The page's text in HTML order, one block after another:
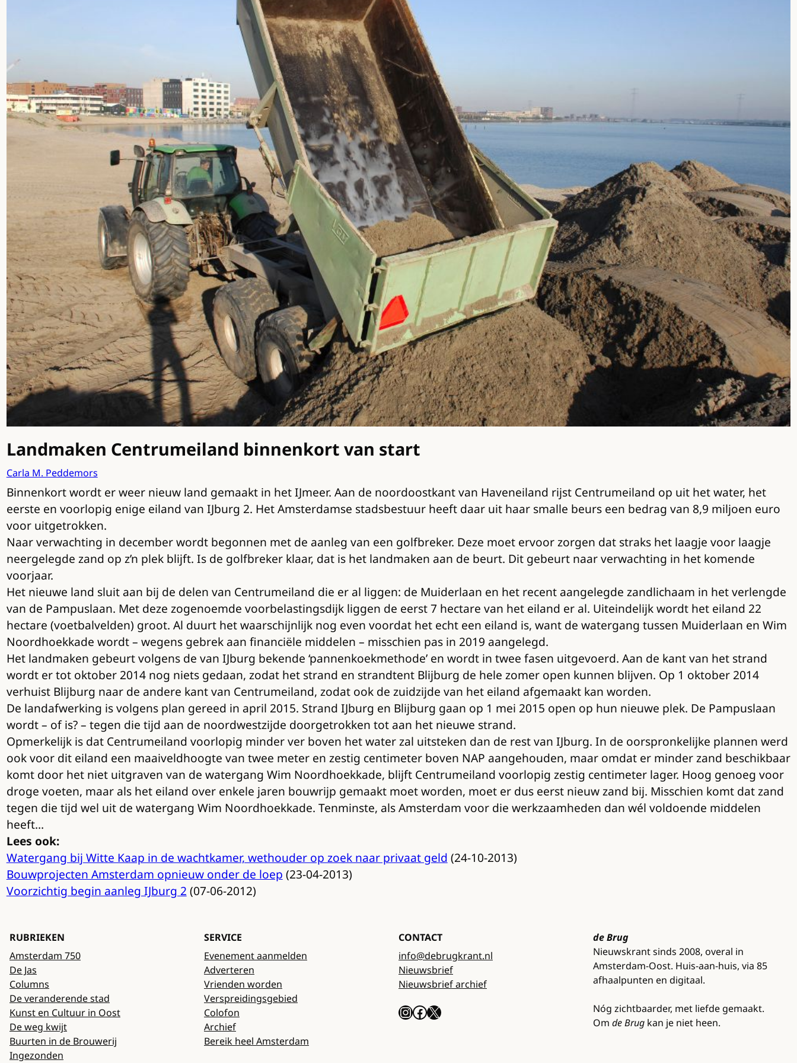
Landmaken Centrumeiland binnenkort van start
Carla M. Peddemors
Binnenkort wordt er weer nieuw land gemaakt in het IJmeer. Aan de noordoostkant van Haveneiland rijst Centrumeiland op uit het water, het
eerste en voorlopig enige eiland van IJburg 2. Het Amsterdamse stadsbestuur heeft daar uit haar smalle beurs een bedrag van 8,9 miljoen euro
voor uitgetrokken.
Naar verwachting in december wordt begonnen met de aanleg van een golfbreker. Deze moet ervoor zorgen dat straks het laagje voor laagje
neergelegde zand op z’n plek blijft. Is de golfbreker klaar, dat is het landmaken aan de beurt. Dit gebeurt naar verwachting in het komende
voorjaar.
Het nieuwe land sluit aan bij de delen van Centrumeiland die er al liggen: de Muiderlaan en het recent aangelegde zandlichaam in het verlengde
van de Pampuslaan. Met deze zogenoemde voorbelastingsdijk liggen de eerst 7 hectare van het eiland er al. Uiteindelijk wordt het eiland 22
hectare (voetbalvelden) groot. Al duurt het waarschijnlijk nog even voordat het echt een eiland is, want de watergang tussen Muiderlaan en Wim
Noordhoekkade wordt – wegens gebrek aan financiële middelen – misschien pas in 2019 aangelegd.
Het landmaken gebeurt volgens de van IJburg bekende ‘pannenkoekmethode’ en wordt in twee fasen uitgevoerd. Aan de kant van het strand
wordt er tot oktober 2014 nog niets gedaan, zodat het strand en strandtent Blijburg de hele zomer open kunnen blijven. Op 1 oktober 2014
verhuist Blijburg naar de andere kant van Centrumeiland, zodat ook de zuidzijde van het eiland afgemaakt kan worden.
De landafwerking is volgens plan gereed in april 2015. Strand IJburg en Blijburg gaan op 1 mei 2015 open op hun nieuwe plek. De Pampuslaan
wordt – of is? – tegen die tijd aan de noordwestzijde doorgetrokken tot aan het nieuwe strand.
Opmerkelijk is dat Centrumeiland voorlopig minder ver boven het water zal uitsteken dan de rest van IJburg. In de oorspronkelijke plannen werd
ook voor dit eiland een maaiveldhoogte van twee meter en zestig centimeter boven NAP aangehouden, maar omdat er minder zand beschikbaar
komt door het niet uitgraven van de watergang Wim Noordhoekkade, blijft Centrumeiland voorlopig zestig centimeter lager. Hoog genoeg voor
droge voeten, maar als het eiland over enkele jaren bouwrijp gemaakt moet worden, moet er dus eerst nieuw zand bij. Misschien komt dat zand
tegen die tijd wel uit de watergang Wim Noordhoekkade. Tenminste, als Amsterdam voor die werkzaamheden dan wél voldoende middelen
heeft…
Lees ook:
Watergang bij Witte Kaap in de wachtkamer, wethouder op zoek naar privaat geld (24-10-2013)
Bouwprojecten Amsterdam opnieuw onder de loep (23-04-2013)
Voorzichtig begin aanleg IJburg 2 (07-06-2012)
RUBRIEKEN
Amsterdam 750
De Jas
Columns
De veranderende stad
Kunst en Cultuur in Oost
De weg kwijt
Buurten in de Brouwerij
Ingezonden
SERVICE
Evenement aanmelden
Adverteren
Vrienden worden
Verspreidingsgebied
Colofon
Archief
Bereik heel Amsterdam
CONTACT
info@debrugkrant.nl
Nieuwsbrief
Nieuwsbrief archief
InstagramFacebook X
de Brug
Nieuwskrant sinds 2008, overal in
Amsterdam-Oost. Huis-aan-huis, via 85
afhaalpunten en digitaal.
Nóg zichtbaarder, met liefde gemaakt.
Om de Brug kan je niet heen.